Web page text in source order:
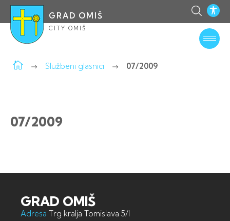
GRAD OMIŠ
CITY OMIŠ
Službeni glasnici 07/2009
07/2009
GRAD OMIŠ
Adresa Trg kralja Tomislava 5/I